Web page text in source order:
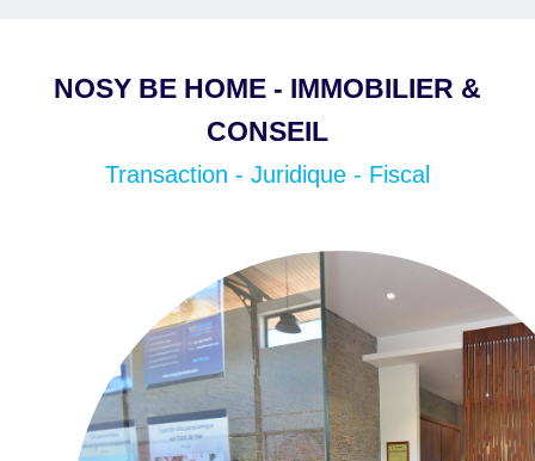
NOSY BE HOME - IMMOBILIER &
CONSEIL
Transaction - Juridique - Fiscal